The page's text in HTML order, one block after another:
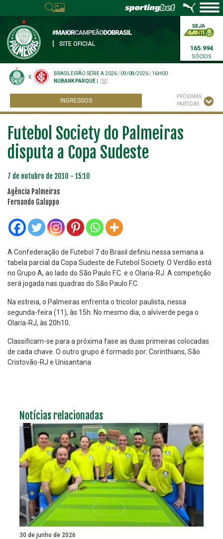
SITE OFICIAL
165.994
SÓCIOS
X
BRASILEIRÃO SÉRIE A 2026 09/08/2026
16H00
NUBANK PARQUE
INGRESSOS
PRÓXIMAS
PARTIDAS
Futebol Society do Palmeiras
disputa a Copa Sudeste
7 de outubro de 2010 - 15:10
Agência Palmeiras
Fernando Galuppo
A Confederação de Futebol 7 do Brasil definiu nessa semana a
tabela parcial da Copa Sudeste de Futebol Society. O Verdão está
no Grupo A, ao lado do São Paulo F.C. e o Olaria-RJ. A competição
será jogada nas quadras do São Paulo F.C.
Na estreia, o Palmeiras enfrenta o tricolor paulista, nessa
segunda-feira (11), às 15h. No mesmo dia, o alviverde pega o
Olaria-RJ, às 20h10.
Classificam-se para a próxima fase as duas primeiras colocadas
de cada chave. O outro grupo é formado por: Corinthians, São
Cristovão-RJ e Unisantana
Notícias relacionadas
30 de junho de 2026